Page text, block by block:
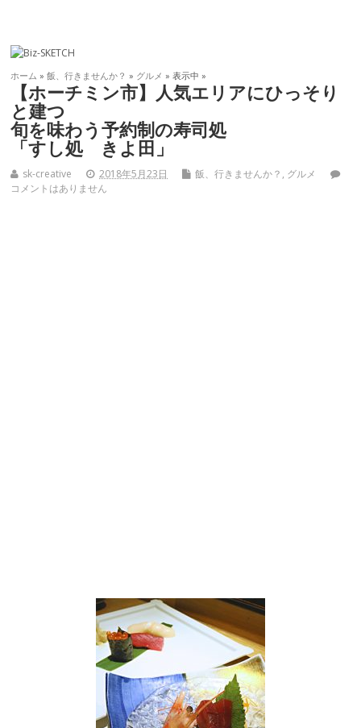
ホーム »飯、行きませんか？ » グルメ » 表示中 »
【ホーチミン市】人気エリアにひっそり
と建つ
旬を味わう予約制の寿司処
「すし処 きよ田」
sk-creative 2018年5月23日 飯、行きませんか？ , グルメ
コメントはありません